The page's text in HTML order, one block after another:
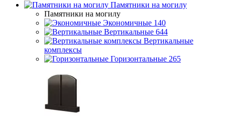
Памятники на могилу
Памятники на могилу
Экономичные 140
Вертикальные 644
Вертикальные
комплексы
Горизонтальные 265